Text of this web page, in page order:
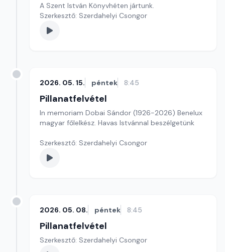
A Szent István Könyvhéten jártunk.
Szerkesztő: Szerdahelyi Csongor
2026. 05. 15. péntek 8:45
Pillanatfelvétel
In memoriam Dobai Sándor (1926-2026) Benelux
magyar főlelkész. Havas Istvánnal beszélgetünk
Szerkesztő: Szerdahelyi Csongor
2026. 05. 08. péntek 8:45
Pillanatfelvétel
Szerkesztő: Szerdahelyi Csongor